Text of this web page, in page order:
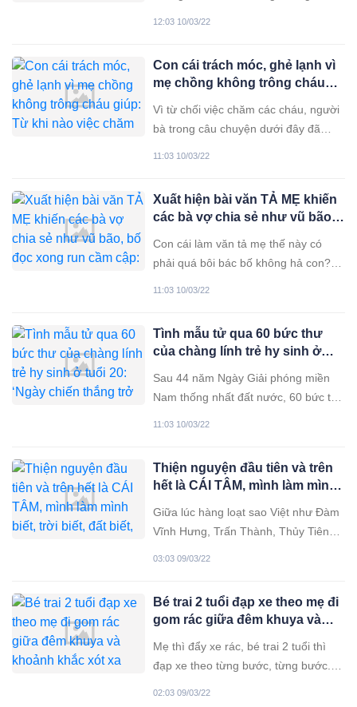
Không được ở gần bố mẹ, khi vui hay
buồn, lúc cô đơn hay tủi
12:03 10/03/22
Con cái trách móc, ghẻ lạnh vì
mẹ chồng không trông cháu
cháu lại trở thành nghĩa vụ của
ông bà?
Vì từ chối việc chăm các cháu, người
bà trong câu chuyện dưới đây đã
con sẽ quay trở lại công việc. Lúc
này, do em bé còn quá nhỏ vẫn
11:03 10/03/22
Xuất hiện bài văn TẢ MẸ khiến
các bà vợ chia sẻ như vũ bão,
mặt trụ cột gia đình quá!
Con cái làm văn tả mẹ thế này có
phải quá bôi bác bố không hả con?
Thử tìm kiếm trên mạng mà xem, có
bao nhiêu ông bố bà
11:03 10/03/22
Tình mẫu tử qua 60 bức thư
của chàng lính trẻ hy sinh ở
về, con sẽ sống với mẹ đến
trọn đời’
Sau 44 năm Ngày Giải phóng miền
Nam thống nhất đất nước, 60 bức thư
vẫn gian khổ nhưng đầy ắp tình yêu
thương của những đứa con xa nhà.
Gần
11:03 10/03/22
Thiện nguyện đầu tiên và trên
hết là CÁI TÂM, mình làm mình
ngủ ngon là được!
Giữa lúc hàng loạt sao Việt như Đàm
Vĩnh Hưng, Trấn Thành, Thủy Tiên
Những ngày qua, cụm từ “nghệ sĩ
làm từ thiện” và “sao kê” bỗng trở
nên nóng hổi
03:03 09/03/22
Bé trai 2 tuổi đạp xe theo mẹ đi
gom rác giữa đêm khuya và
lòng
Mẹ thì đẩy xe rác, bé trai 2 tuổi thì
đạp xe theo từng bước, từng bước.
02:03 09/03/22